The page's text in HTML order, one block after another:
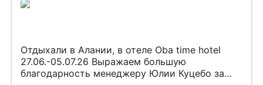
в прекрасном отеле Вьетнама (Камрань).
температуры, отель новый, чистый, находится
в нем было одно удовольствие. Юлия была с
нами постоянно на связи и оперативно
Отдыхали в Алании, в отеле Oba time hotel
27.06.-05.07.26 Выражаем большую
благодарность менеджеру Юлии Куцебо за